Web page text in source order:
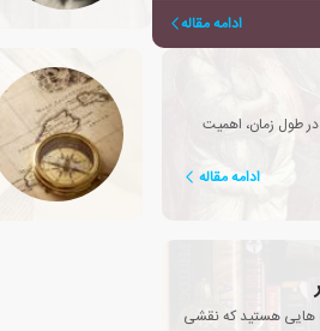
ادامه مقاله
طول زمان، اهمیت
ادامه مقاله
هایی هستید که نقشی